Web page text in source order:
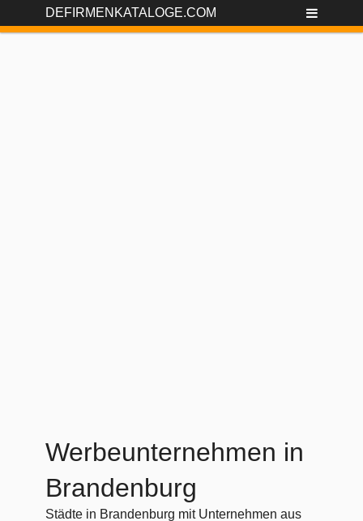
DEFIRMENKATALOGE.COM
Werbeunternehmen in
Brandenburg
Städte in Brandenburg mit Unternehmen aus